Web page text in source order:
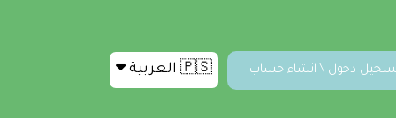
دخول \ انشاء حساب 🇵🇸 العربية